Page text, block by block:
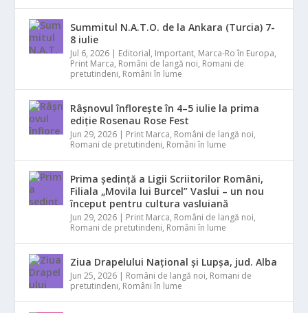
Summitul N.A.T.O. de la Ankara (Turcia) 7-
8 iulie
Jul 6, 2026 | Editorial, Important, Marca-Ro în Europa,
Print Marca, Români de langă noi, Romani de
pretutindeni, Români în lume
Râșnovul înflorește în 4–5 iulie la prima
ediție Rosenau Rose Fest
Jun 29, 2026 | Print Marca, Români de langă noi,
Romani de pretutindeni, Români în lume
Prima ședință a Ligii Scriitorilor Români,
Filiala „Movila lui Burcel” Vaslui – un nou
început pentru cultura vasluiană
Jun 29, 2026 | Print Marca, Români de langă noi,
Romani de pretutindeni, Români în lume
Ziua Drapelului Național și Lupșa, jud. Alba
Jun 25, 2026 | Români de langă noi, Romani de
pretutindeni, Români în lume